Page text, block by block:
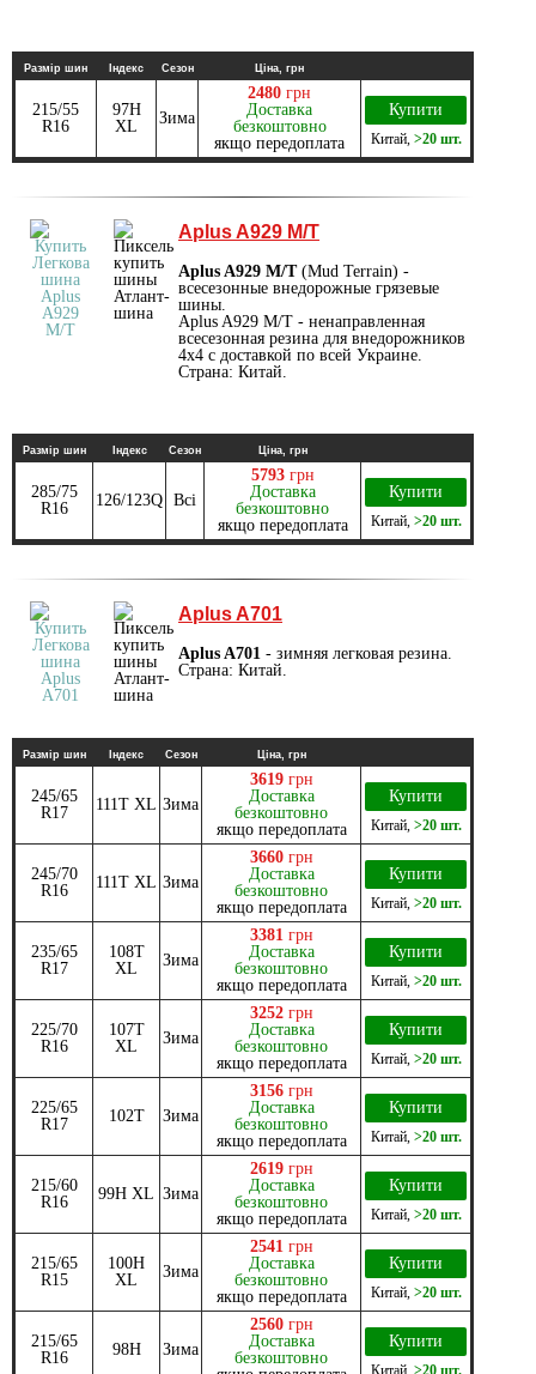
Размір шин Індекс Сезон Ціна, грн
215/55
R16
97H
XL
Зима
2480 грн
Доставка
безкоштовно
якщо передоплата
Купити
Китай, >20 шт.
Aplus A929 M/T
Aplus A929 M/T (Mud Terrain) -
всесезонные внедорожные грязевые
шины.
Aplus A929 M/T - ненаправленная
всесезонная резина для внедорожников
4x4 с доставкой по всей Украине.
Страна: Китай.
Размір шин Індекс Сезон Ціна, грн
285/75
R16
126/123Q Всі
5793 грн
Доставка
безкоштовно
якщо передоплата
Купити
Китай, >20 шт.
Aplus A701
Aplus A701 - зимняя легковая резина.
Страна: Китай.
Размір шин Індекс Сезон Ціна, грн
245/65
R17
111T XL Зима
3619 грн
Доставка
безкоштовно
якщо передоплата
Купити
Китай, >20 шт.
245/70
R16
111T XL Зима
3660 грн
Доставка
безкоштовно
якщо передоплата
Купити
Китай, >20 шт.
235/65
R17
108T
XL
Зима
3381 грн
Доставка
безкоштовно
якщо передоплата
Купити
Китай, >20 шт.
225/70
R16
107T
XL
Зима
3252 грн
Доставка
безкоштовно
якщо передоплата
Купити
Китай, >20 шт.
225/65
R17
102T Зима
3156 грн
Доставка
безкоштовно
якщо передоплата
Купити
Китай, >20 шт.
215/60
R16
99H XL Зима
2619 грн
Доставка
безкоштовно
якщо передоплата
Купити
Китай, >20 шт.
215/65
R15
100H
XL
Зима
2541 грн
Доставка
безкоштовно
якщо передоплата
Купити
Китай, >20 шт.
215/65
R16
98H Зима
2560 грн
Доставка
безкоштовно
Купити
Китай, >20 шт.